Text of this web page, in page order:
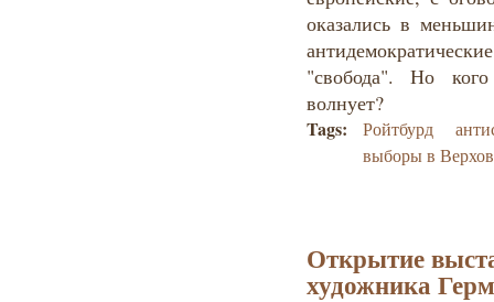
оказались в
"свобода". Но
волнует?
Tags: Ройтбурд
выборы в
Открытие
художника